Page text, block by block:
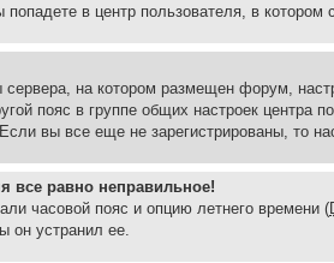
в центр пользователя, в котором
на котором размещен форум,
пояс в группе общих настроек
вы все еще не зарегистрированы, то
все равно неправильное!
часовой пояс и опцию летнего времени (
он устранил ее.